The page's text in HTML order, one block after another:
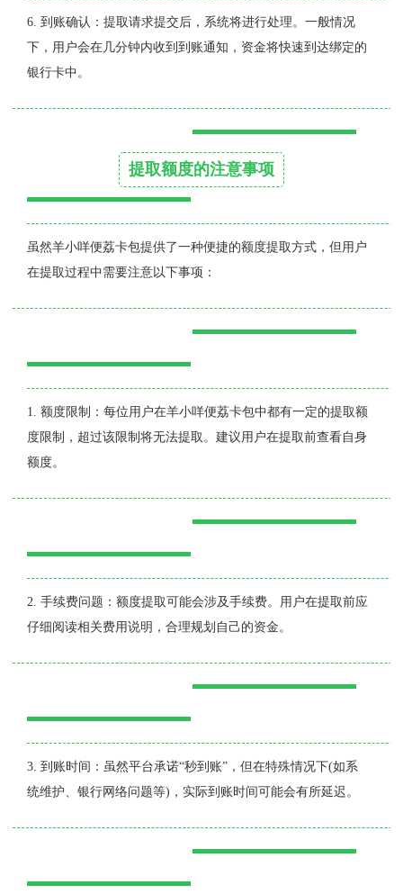
6. 到账确认：提取请求提交后，系统将进行处理。一般情况
下，用户会在几分钟内收到到账通知，资金将快速到达绑定的
银行卡中。
提取额度的注意事项
虽然羊小咩便荔卡包提供了一种便捷的额度提取方式，但用户
在提取过程中需要注意以下事项：
1. 额度限制：每位用户在羊小咩便荔卡包中都有一定的提取额
度限制，超过该限制将无法提取。建议用户在提取前查看自身
额度。
2. 手续费问题：额度提取可能会涉及手续费。用户在提取前应
仔细阅读相关费用说明，合理规划自己的资金。
3. 到账时间：虽然平台承诺“秒到账”，但在特殊情况下(如系
统维护、银行网络问题等)，实际到账时间可能会有所延迟。